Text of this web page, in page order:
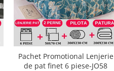
Pachet Promotional Lenjerie
de pat finet 6 piese-JO58